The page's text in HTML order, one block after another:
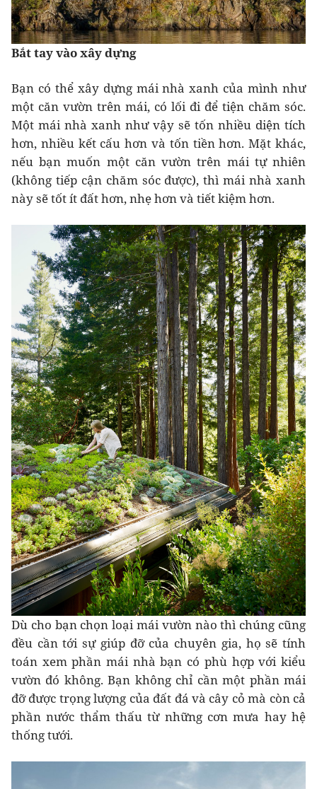
Bắt tay vào xây dựng
Bạn có thể xây dựng mái nhà xanh của mình như
một căn vườn trên mái, có lối đi để tiện chăm sóc.
Một mái nhà xanh như vậy sẽ tốn nhiều diện tích
hơn, nhiều kết cấu hơn và tốn tiền hơn. Mặt khác,
nếu bạn muốn một căn vườn trên mái tự nhiên
(không tiếp cận chăm sóc được), thì mái nhà xanh
này sẽ tốt ít đất hơn, nhẹ hơn và tiết kiệm hơn.
Dù cho bạn chọn loại mái vườn nào thì chúng cũng
đều cần tới sự giúp đỡ của chuyên gia, họ sẽ tính
toán xem phần mái nhà bạn có phù hợp với kiểu
vườn đó không. Bạn không chỉ cần một phần mái
đỡ được trọng lượng của đất đá và cây cỏ mà còn cả
phần nước thẩm thấu từ những cơn mưa hay hệ
thống tưới.